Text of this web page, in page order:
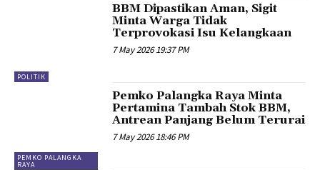
POLITIK
BBM Dipastikan Aman, Sigit
Minta Warga Tidak
Terprovokasi Isu Kelangkaan
7 May 2026 19:37 PM
PEMKO PALANGKA
RAYA
Pemko Palangka Raya Minta
Pertamina Tambah Stok BBM,
Antrean Panjang Belum Terurai
7 May 2026 18:46 PM